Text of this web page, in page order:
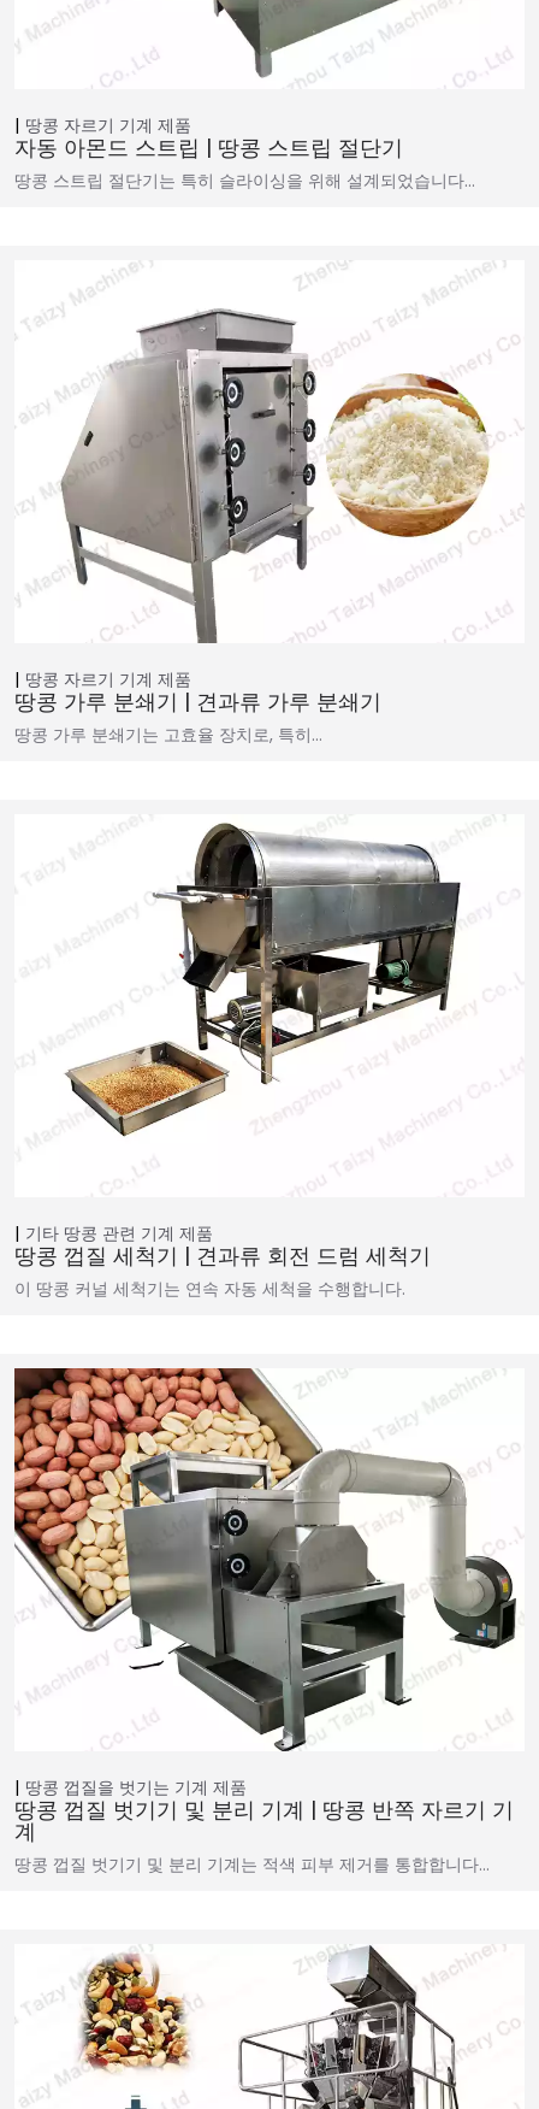
땅콩 자르기 기계 제품
자동 아몬드 스트립 | 땅콩 스트립 절단기
땅콩 스트립 절단기는 특히 슬라이싱을 위해 설계되었습니다…
땅콩 자르기 기계 제품
땅콩 가루 분쇄기 | 견과류 가루 분쇄기
땅콩 가루 분쇄기는 고효율 장치로, 특히…
기타 땅콩 관련 기계 제품
땅콩 껍질 세척기 | 견과류 회전 드럼 세척기
이 땅콩 커널 세척기는 연속 자동 세척을 수행합니다.
땅콩 껍질을 벗기는 기계 제품
땅콩 껍질 벗기기 및 분리 기계 | 땅콩 반쪽 자르기 기
계
땅콩 껍질 벗기기 및 분리 기계는 적색 피부 제거를 통합합니다…